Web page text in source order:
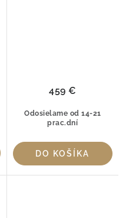
Odosielame od 14-21
prac.dní
459 €
DO KOŠÍKA